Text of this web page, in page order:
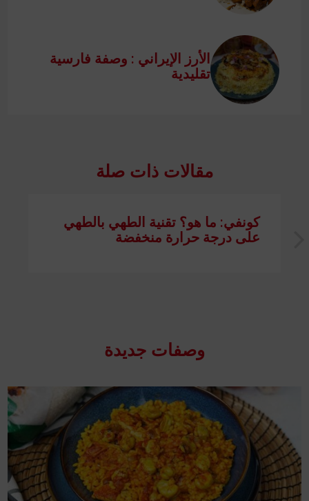
الأرز الإيراني : وصفة فارسية
تقليدية
مقالات ذات صلة
كونفي: ما هو؟ تقنية الطهي بالطهي
على درجة حرارة منخفضة
وصفات جدیدة